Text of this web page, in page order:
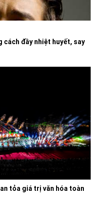
cách đầy nhiệt huyết, say
tỏa giá trị văn hóa toàn